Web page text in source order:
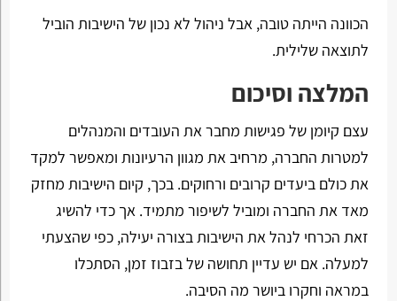
הכוונה הייתה טובה, אבל ניהול לא נכון של הישיבות הוביל
לתוצאה שלילית.
המלצה וסיכום
עצם קיומן של פגישות מחבר את העובדים והמנהלים
למטרות החברה, מרחיב את מגוון הרעיונות ומאפשר למקד
את כולם ביעדים קרובים ורחוקים. בכך, קיום הישיבות מחזק
מאד את החברה ומוביל לשיפור מתמיד. אך כדי להשיג
זאת הכרחי לנהל את הישיבות בצורה יעילה, כפי שהצעתי
למעלה. אם יש עדיין תחושה של בזבוז זמן, הסתכלו
במראה וחקרו ביושר מה הסיבה.